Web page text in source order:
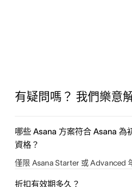
有疑問嗎？ 我們樂意
哪些 Asana 方案符合 Asana 為
資格？
僅限 Asana Starter 或 Advanced
折扣有效期多久？